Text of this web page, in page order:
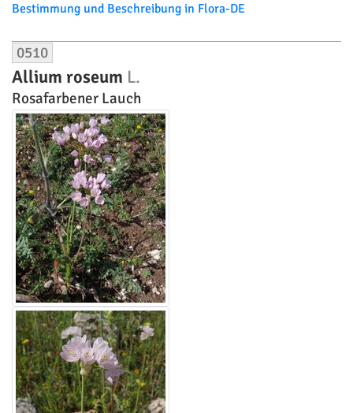
Bestimmung und Beschreibung in Flora-DE
0510
Allium roseum L.
Rosafarbener Lauch